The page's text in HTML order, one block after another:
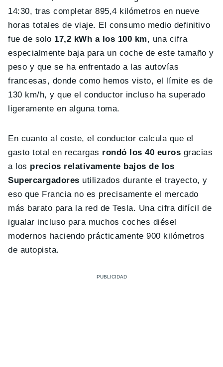
14:30, tras completar 895,4 kilómetros en nueve
horas totales de viaje. El consumo medio definitivo
fue de solo 17,2 kWh a los 100 km, una cifra
especialmente baja para un coche de este tamaño y
peso y que se ha enfrentado a las autovías
francesas, donde como hemos visto, el límite es de
130 km/h, y que el conductor incluso ha superado
ligeramente en alguna toma.
En cuanto al coste, el conductor calcula que el
gasto total en recargas rondó los 40 euros gracias
a los precios relativamente bajos de los
Supercargadores utilizados durante el trayecto, y
eso que Francia no es precisamente el mercado
más barato para la red de Tesla. Una cifra difícil de
igualar incluso para muchos coches diésel
modernos haciendo prácticamente 900 kilómetros
de autopista.